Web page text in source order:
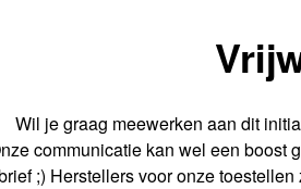
Wil je graag meewerken aan dit
communicatie kan wel een boost
;) Herstellers voor onze